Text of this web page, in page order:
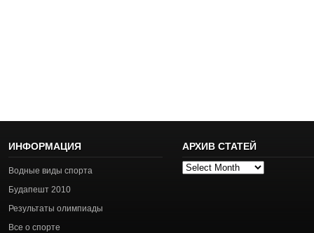
ИНФОРМАЦИЯ
Водные виды спорта
Будапешт 2010
Результаты олимпиады
Все о спорте
АРХИВ СТАТЕЙ
Архив